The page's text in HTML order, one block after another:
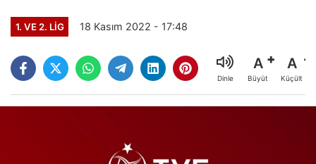
1. VE 2. LIG 18 Kasım 2022 - 17:48
Dinle
A
Büyüt
A
Küçült